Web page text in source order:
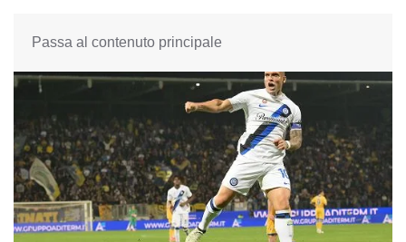
Passa al contenuto principale